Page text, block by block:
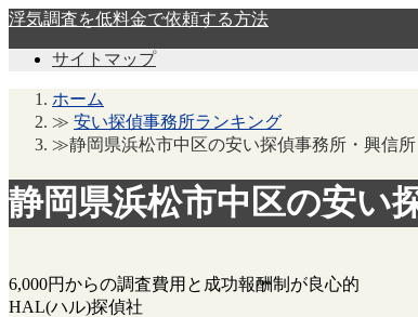
浮気調査を低料金で依頼する方法
サイトマップ
ホーム
≫ 安い探偵事務所ランキング
≫静岡県浜松市中区の安い探偵事務所・興信所
静岡県浜松市中区の安い
6,000円からの調査費用と成功報酬制が良心的
HAL(ハル)探偵社